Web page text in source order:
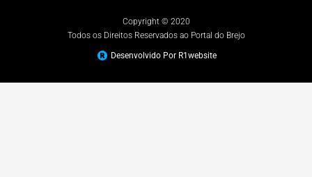
Copyright © 2020
Todos os Direitos Reservados ao Portal do Brejo
Desenvolvido Por R1website